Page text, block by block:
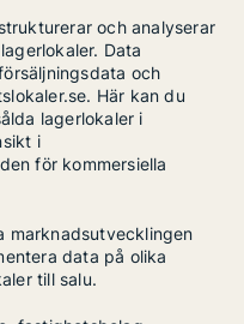
och analyserar
Data
och
Här kan du
lagerlokaler i
i
för kommersiella
marknadsutvecklingen
data på olika
till salu.